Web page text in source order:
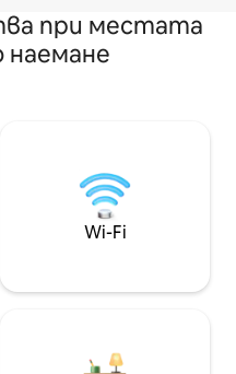
при местата
наемане
Wi-Fi